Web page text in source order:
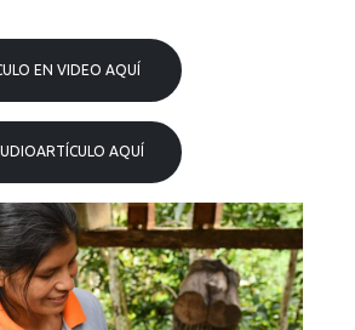
EN VIDEO AQUÍ
AQUÍ